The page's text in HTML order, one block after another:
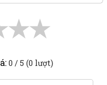
★
★
0 / 5 (0 lượt)